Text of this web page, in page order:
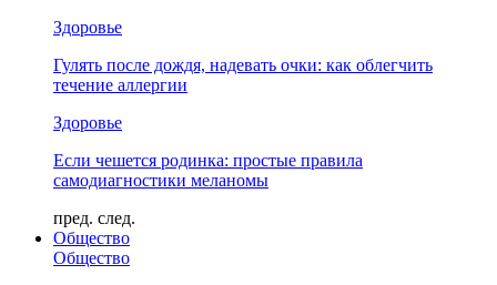
Здоровье
Гулять после дождя, надевать очки: как облегчить
течение аллергии
Здоровье
Если чешется родинка: простые правила
самодиагностики меланомы
пред. след.
Общество
Общество